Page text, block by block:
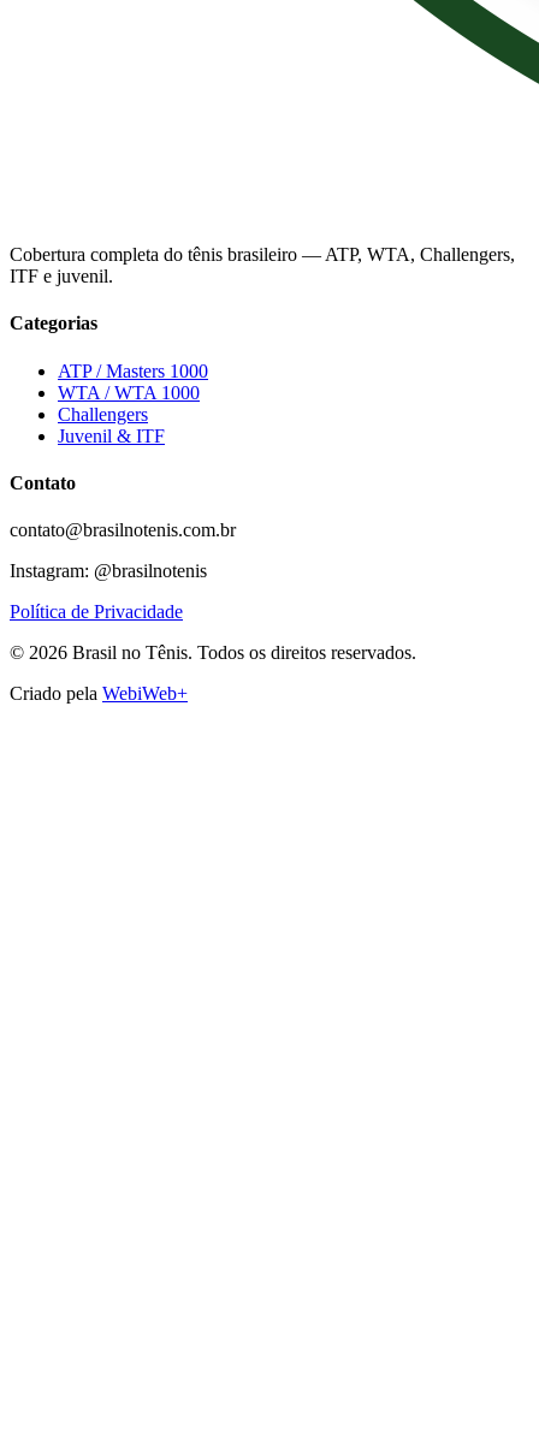
Cobertura completa do tênis brasileiro — ATP, WTA, Challengers,
ITF e juvenil.
Categorias
ATP / Masters 1000
WTA / WTA 1000
Challengers
Juvenil & ITF
Contato
contato@brasilnotenis.com.br
Instagram: @brasilnotenis
Política de Privacidade
© 2026 Brasil no Tênis. Todos os direitos reservados.
Criado pela WebiWeb+